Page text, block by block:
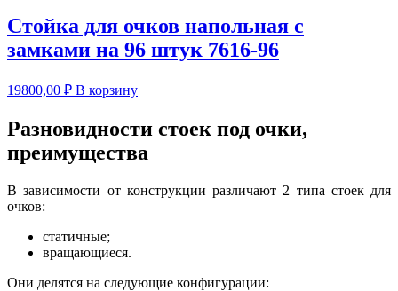
Стойка для очков напольная с
замками на 96 штук 7616-96
19800,00 ₽ В корзину
Разновидности стоек под очки,
преимущества
В зависимости от конструкции различают 2 типа стоек для
очков:
статичные;
вращающиеся.
Они делятся на следующие конфигурации: